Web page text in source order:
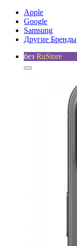
Apple
Google
Samsung
Другие Бренды
без RuStore